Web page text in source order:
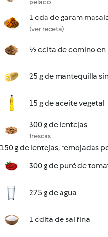
pelado
1 cda de garam
(ver receta)
½ cdita de comino
25 g de mantequilla
15 g de aceite vegetal
300 g de lentejas
frescas
150 g de lentejas, remojadas
300 g de puré de
275 g de agua
1 cdita de sal fina